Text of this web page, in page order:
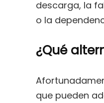
descarga, la
o la
¿Qué
que pueden